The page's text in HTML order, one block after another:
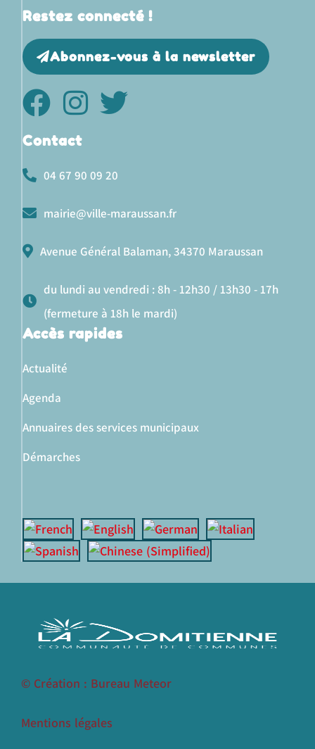
Restez connecté !
Abonnez-vous à la newsletter
Contact
04 67 90 09 20
mairie@ville-maraussan.fr
Avenue Général Balaman, 34370 Maraussan
du lundi au vendredi : 8h - 12h30 / 13h30 - 17h
(fermeture à 18h le mardi)
Accès rapides
Actualité
Agenda
Annuaires des services municipaux
Démarches
© Création : Bureau Meteor
Mentions légales